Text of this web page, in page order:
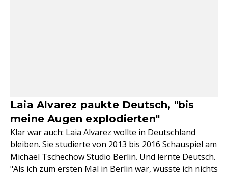
Laia Alvarez paukte Deutsch, "bis
meine Augen explodierten"
Klar war auch: Laia Alvarez wollte in Deutschland
bleiben. Sie studierte von 2013 bis 2016 Schauspiel am
Michael Tschechow Studio Berlin. Und lernte Deutsch.
"Als ich zum ersten Mal in Berlin war, wusste ich nichts